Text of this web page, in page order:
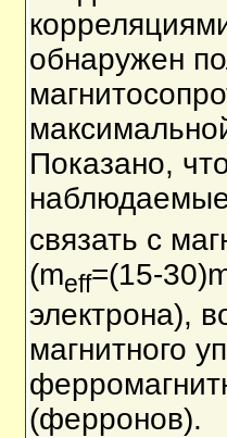
обнаружен
Показано,
связать с
(meff=(15-
электрона),
магнитного
(ферронов).